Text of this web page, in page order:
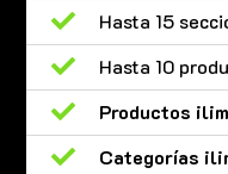

Hasta 15

Hasta 10

Productos

Categorías